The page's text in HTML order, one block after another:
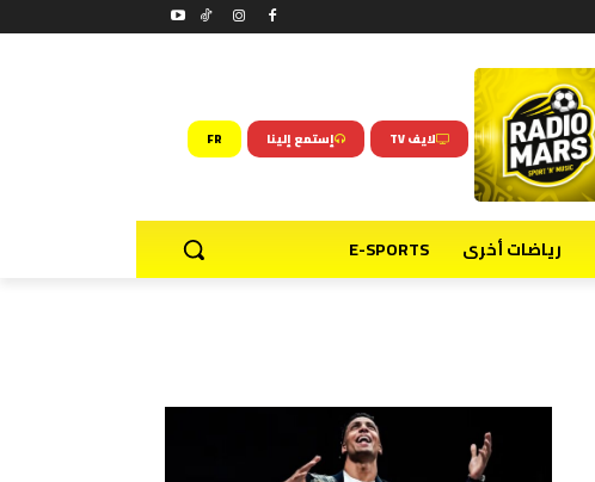
لايف TV إستمع إلينا FR
رياضات أخرى E-SPORTS